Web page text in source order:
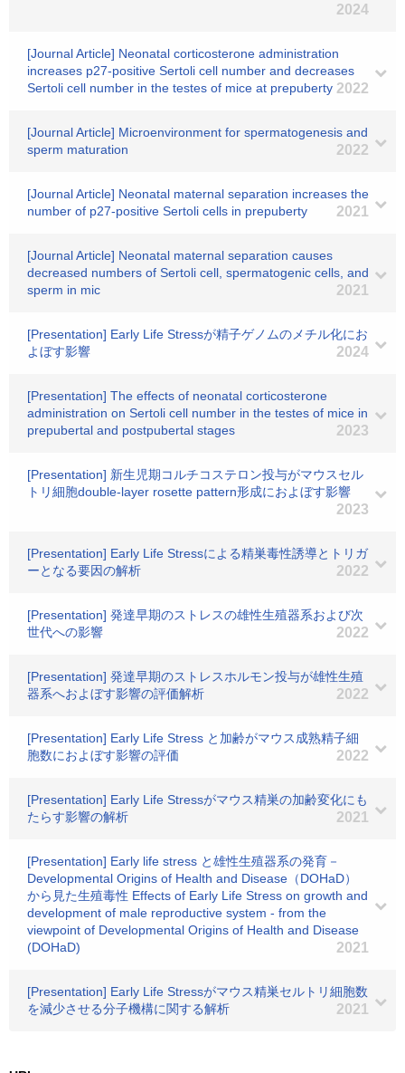
2024
[Journal Article] Neonatal corticosterone administration
increases p27-positive Sertoli cell number and decreases
Sertoli cell number in the testes of mice at prepuberty 2022
[Journal Article] Microenvironment for spermatogenesis and
sperm maturation
2022
[Journal Article] Neonatal maternal separation increases the
number of p27-positive Sertoli cells in prepuberty
2021
[Journal Article] Neonatal maternal separation causes
decreased numbers of Sertoli cell, spermatogenic cells, and
sperm in mic
2021
[Presentation] Early Life Stressが精子ゲノムのメチル化にお
よぼす影響
2024
[Presentation] The effects of neonatal corticosterone
administration on Sertoli cell number in the testes of mice in
prepubertal and postpubertal stages
2023
[Presentation] 新生児期コルチコステロン投与がマウスセル
トリ細胞double-layer rosette pattern形成におよぼす影響
2023
[Presentation] Early Life Stressによる精巣毒性誘導とトリガ
ーとなる要因の解析
2022
[Presentation] 発達早期のストレスの雄性生殖器系および次
世代への影響
2022
[Presentation] 発達早期のストレスホルモン投与が雄性生殖
器系へおよぼす影響の評価解析
2022
[Presentation] Early Life Stress と加齢がマウス成熟精子細
胞数におよぼす影響の評価
2022
[Presentation] Early Life Stressがマウス精巣の加齢変化にも
たらす影響の解析
2021
[Presentation] Early life stress と雄性生殖器系の発育－
Developmental Origins of Health and Disease（DOHaD）
から見た生殖毒性 Effects of Early Life Stress on growth and
development of male reproductive system - from the
viewpoint of Developmental Origins of Health and Disease
(DOHaD)
2021
[Presentation] Early Life Stressがマウス精巣セルトリ細胞数
を減少させる分子機構に関する解析
2021